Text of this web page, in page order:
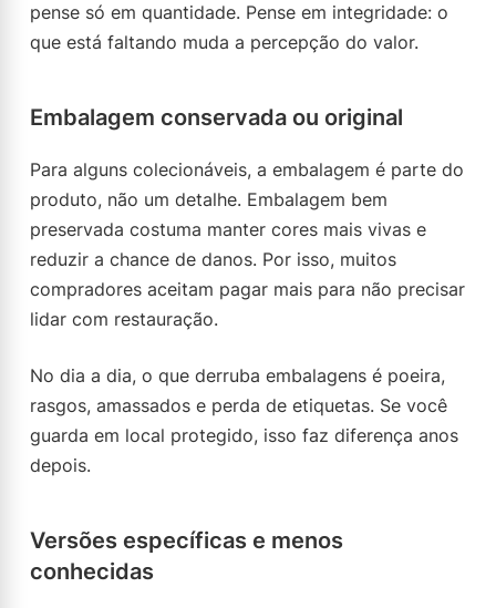
pense só em quantidade. Pense em integridade: o
que está faltando muda a percepção do valor.
Embalagem conservada ou original
Para alguns colecionáveis, a embalagem é parte do
produto, não um detalhe. Embalagem bem
preservada costuma manter cores mais vivas e
reduzir a chance de danos. Por isso, muitos
compradores aceitam pagar mais para não precisar
lidar com restauração.
No dia a dia, o que derruba embalagens é poeira,
rasgos, amassados e perda de etiquetas. Se você
guarda em local protegido, isso faz diferença anos
depois.
Versões específicas e menos
conhecidas